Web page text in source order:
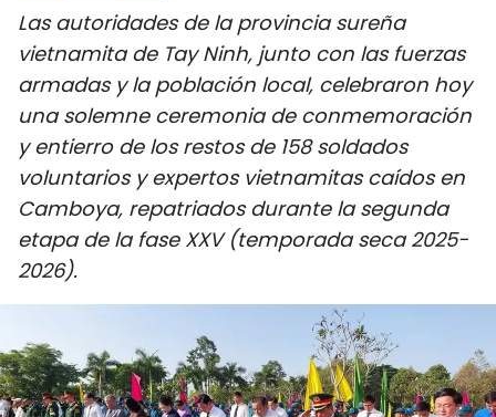
SALUD - MEDIO AMBIENTE
CULTURA - ENTRETENIMIENTO
INTERNACIONAL
DEPORTES
VIAJES
PUENTE DE AMISTAD
HISTORIAS MULTIMEDIA
Las autoridades de la provincia sureña
vietnamita de Tay Ninh, junto con las fuerzas
armadas y la población local, celebraron hoy
una solemne ceremonia de conmemoración
y entierro de los restos de 158 soldados
voluntarios y expertos vietnamitas caídos en
Camboya, repatriados durante la segunda
etapa de la fase XXV (temporada seca 2025-
2026).